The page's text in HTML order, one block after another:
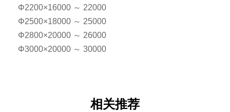
Φ2200×16000 ～ 22000
Φ2500×18000 ～ 25000
Φ2800×20000 ～ 26000
Φ3000×20000 ～ 30000
相关推荐